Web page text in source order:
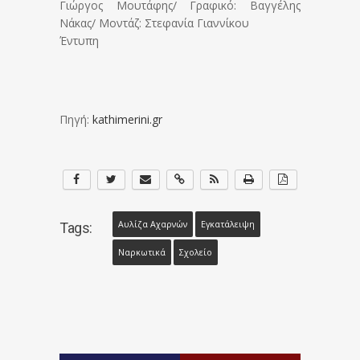
Γιώργος Μουτάφης/ Γραφικό: Βαγγέλης
Νάκας/ Μοντάζ: Στεφανία Γιαννίκου
Έντυπη
Πηγή: kathimerini.gr
Tags: Αυλίζα Αχαρνών Εγκατάλειψη
Ναρκωτικά Σχολείο